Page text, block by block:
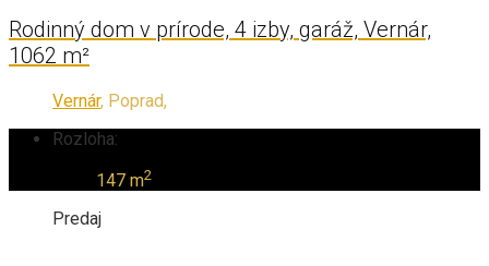
Rodinný dom v prírode, 4 izby, garáž, Vernár,
1062 m²
Vernár, Poprad,
Rozloha:
147 m2
Predaj